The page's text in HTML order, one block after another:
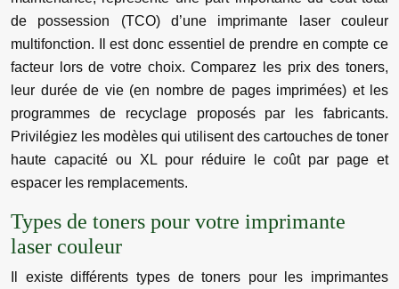
de possession (TCO) d’une imprimante laser couleur
multifonction. Il est donc essentiel de prendre en compte ce
facteur lors de votre choix. Comparez les prix des toners,
leur durée de vie (en nombre de pages imprimées) et les
programmes de recyclage proposés par les fabricants.
Privilégiez les modèles qui utilisent des cartouches de toner
haute capacité ou XL pour réduire le coût par page et
espacer les remplacements.
Types de toners pour votre imprimante
laser couleur
Il existe différents types de toners pour les imprimantes